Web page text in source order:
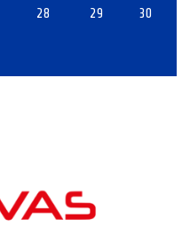
28 29 30